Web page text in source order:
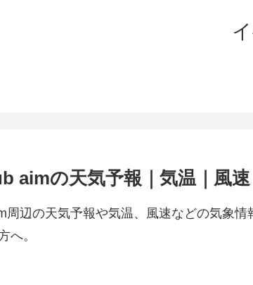
aimの天気予報｜気温｜風速
周辺の天気予報や気温、風速などの気象
へ。